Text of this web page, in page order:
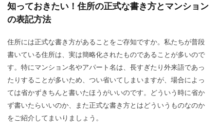
知っておきたい！住所の正式な書き方とマンション
の表記方法
住所には正式な書き方があることをご存知ですか。私たちが普段
書いている住所は、実は簡略化されたものであることが多いので
す。特にマンション名やアパート名は、長すぎたり外来語であっ
たりすることが多いため、つい省いてしまいますが、場合によっ
ては省かずきちんと書いたほうがいいのです。どういう時に省か
ず書いたらいいのか、また正式な書き方とはどういうものなのか
をご紹介してまいりましょう。